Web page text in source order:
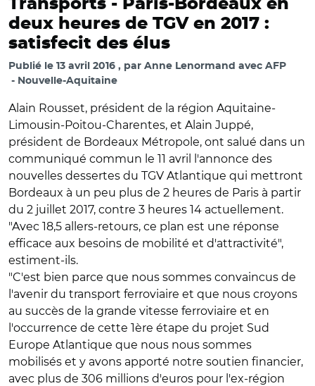
Transports - Paris-Bordeaux en
deux heures de TGV en 2017 :
satisfecit des élus
Publié le 13 avril 2016 par Anne Lenormand avec AFP
Nouvelle-Aquitaine
Alain Rousset, président de la région Aquitaine-
Limousin-Poitou-Charentes, et Alain Juppé,
président de Bordeaux Métropole, ont salué dans un
communiqué commun le 11 avril l'annonce des
nouvelles dessertes du TGV Atlantique qui mettront
Bordeaux à un peu plus de 2 heures de Paris à partir
du 2 juillet 2017, contre 3 heures 14 actuellement.
"Avec 18,5 allers-retours, ce plan est une réponse
efficace aux besoins de mobilité et d'attractivité",
estiment-ils.
"C'est bien parce que nous sommes convaincus de
l'avenir du transport ferroviaire et que nous croyons
au succès de la grande vitesse ferroviaire et en
l'occurrence de cette 1ère étape du projet Sud
Europe Atlantique que nous nous sommes
mobilisés et y avons apporté notre soutien financier,
avec plus de 306 millions d'euros pour l'ex-région